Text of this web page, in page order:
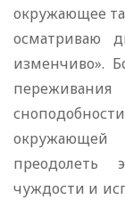
окружающее
осматриваю
изменчиво».
окружающей
преодолеть
чуждости и